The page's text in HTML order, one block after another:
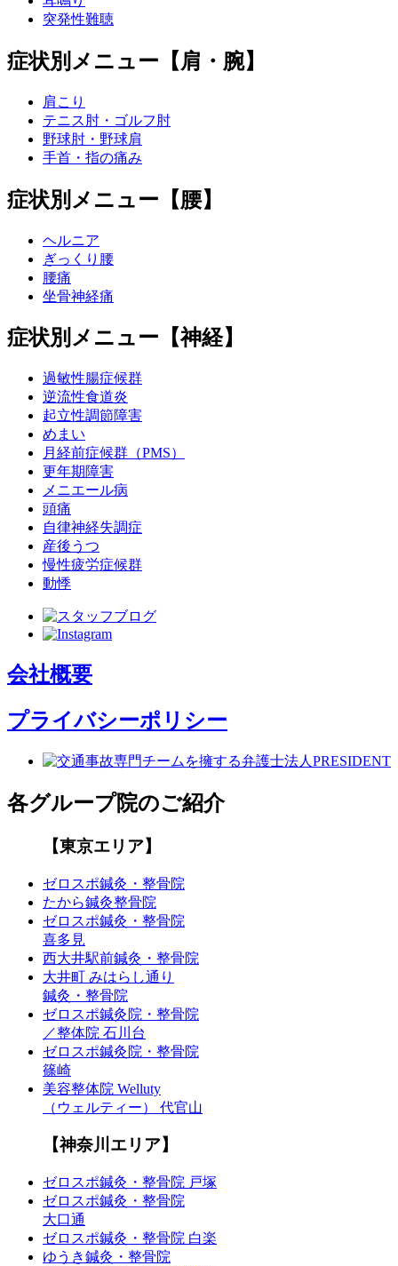
突発性難聴
症状別メニュー【肩・腕】
肩こり
テニス肘・ゴルフ肘
野球肘・野球肩
手首・指の痛み
症状別メニュー【腰】
ヘルニア
ぎっくり腰
腰痛
坐骨神経痛
症状別メニュー【神経】
過敏性腸症候群
逆流性食道炎
起立性調節障害
めまい
月経前症候群（PMS）
更年期障害
メニエール病
頭痛
自律神経失調症
産後うつ
慢性疲労症候群
動悸
会社概要
プライバシーポリシー
各グループ院のご紹介
【東京エリア】
ゼロスポ鍼灸・整骨院
たから鍼灸整骨院
ゼロスポ鍼灸・整骨院
喜多見
西大井駅前鍼灸・整骨院
大井町 みはらし通り
鍼灸・整骨院
ゼロスポ鍼灸院・整骨院
／整体院 石川台
ゼロスポ鍼灸院・整骨院
篠崎
美容整体院 Welluty
（ウェルティー） 代官山
【神奈川エリア】
ゼロスポ鍼灸・整骨院 戸塚
ゼロスポ鍼灸・整骨院
大口通
ゼロスポ鍼灸・整骨院 白楽
ゆうき鍼灸・整骨院